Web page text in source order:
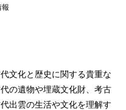
文化と歴史に関する貴重な
の遺物や埋蔵文化財、考古
出雲の生活や文化を理解す